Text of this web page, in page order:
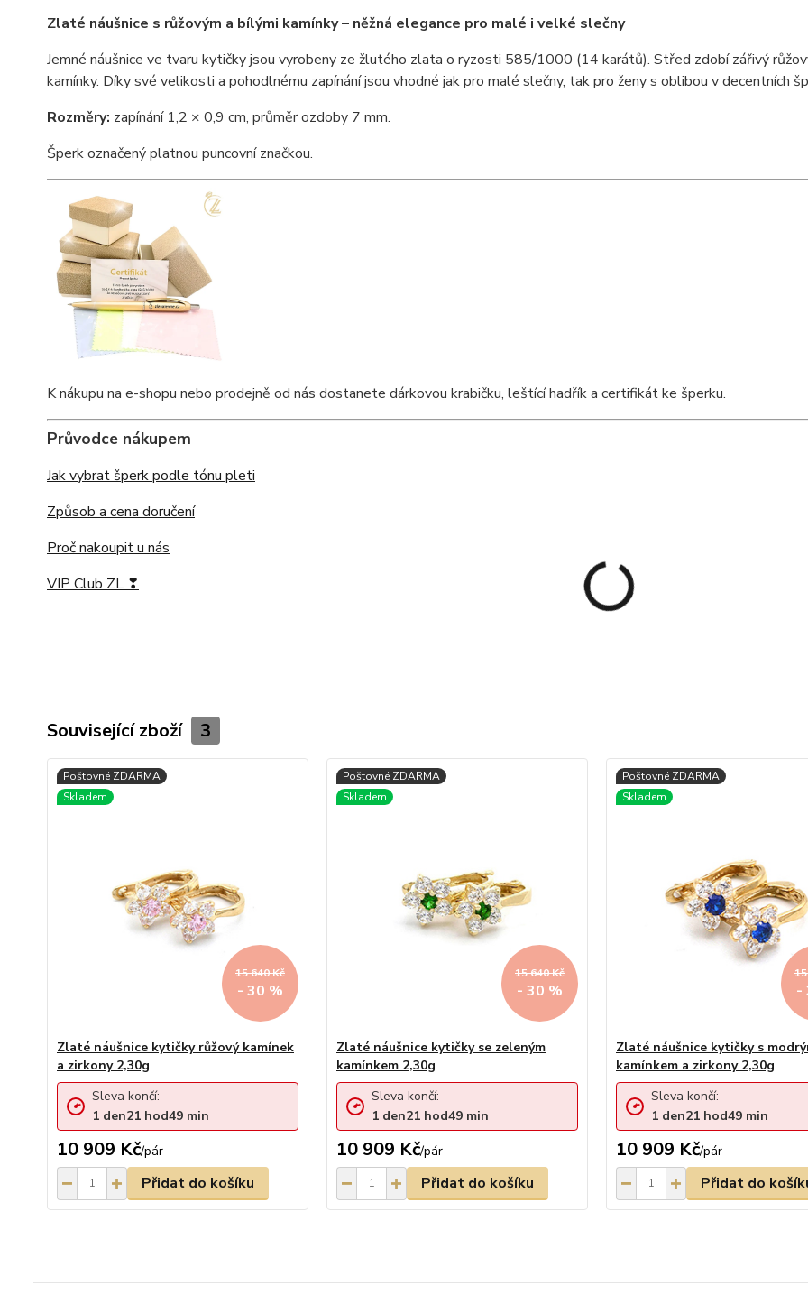
Zlaté náušnice s růžovým a bílými kamínky – něžná elegance pro malé i velké slečny
Jemné náušnice ve tvaru kytičky jsou vyrobeny ze žlutého zlata o ryzosti 585/1000 (14 karátů). Střed zdobí zářivý
kamínky. Díky své velikosti a pohodlnému zapínání jsou vhodné jak pro malé slečny, tak pro ženy s oblibou v decentních
Rozměry: zapínání 1,2 × 0,9 cm, průměr ozdoby 7 mm.
Šperk označený platnou puncovní značkou.
K nákupu na e-shopu nebo prodejně od nás dostanete dárkovou krabičku, leštící hadřík a certifikát ke šperku.
Průvodce nákupem
Jak vybrat šperk podle tónu pleti
Způsob a cena doručení
Proč nakoupit u nás
VIP Club ZL ❣
Související zboží 3
15 640 Kč
- 30 %
Zlaté náušnice kytičky růžový kamínek
a zirkony 2,30g
10 909 Kč/pár
Sleva končí:
1 den21 hod49 min
Přidat do košíku
15 640 Kč
- 30 %
Zlaté náušnice kytičky se zeleným
kamínkem 2,30g
10 909 Kč/pár
Sleva končí:
1 den21 hod49 min
Přidat do košíku
-
Zlaté náušnice kytičky s
kamínkem a zirkony 2,30g
10 909 Kč/pár
Sleva končí:
1 den21 hod49 min
Přidat do